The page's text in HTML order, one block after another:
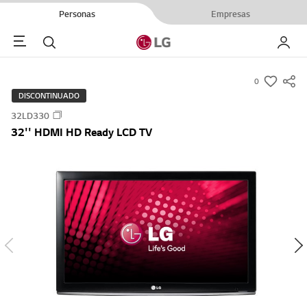
Personas Empresas
Menu Buscar My LG
0
s
DISCONTINUADO
32LD330
32'' HDMI HD Ready LCD TV